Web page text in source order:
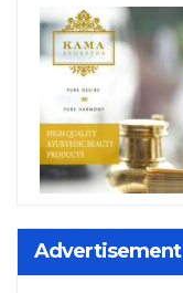
Advertisement